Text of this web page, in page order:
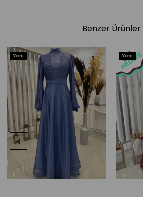
Benzer Ürünler
Yeni
Ürün
Yeni
Ürün